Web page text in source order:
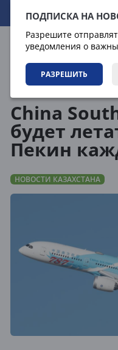
ПОДПИСКА НА
Разрешите
уведомления о
РАЗРЕШИТЬ
09.08.2026 02:02:40
China
будет
Пекин
НОВОСТИ КАЗАХСТАНА